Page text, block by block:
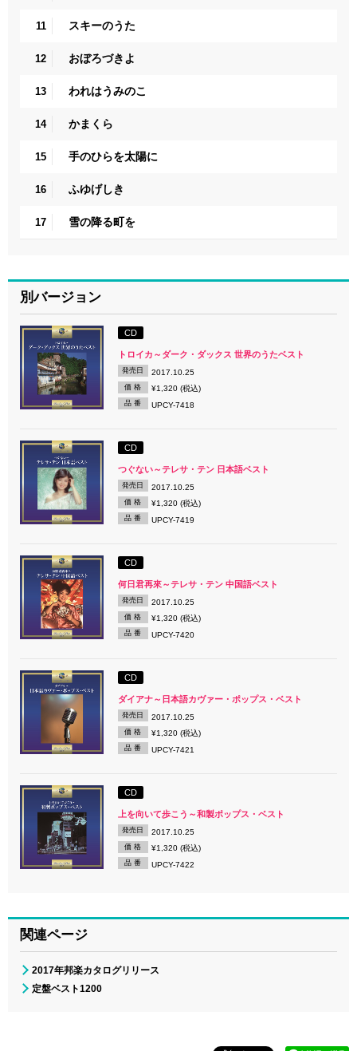
11 スキーのうた
12 おぼろづきよ
13 われはうみのこ
14 かまくら
15 手のひらを太陽に
16 ふゆげしき
17 雪の降る町を
別バージョン
CD
トロイカ～ダーク・ダックス 世界のうたベスト
発売日 2017.10.25
価 格 ¥1,320 (税込)
品 番 UPCY-7418
CD
つぐない～テレサ・テン 日本語ベスト
発売日 2017.10.25
価 格 ¥1,320 (税込)
品 番 UPCY-7419
CD
何日君再來～テレサ・テン 中国語ベスト
発売日 2017.10.25
価 格 ¥1,320 (税込)
品 番 UPCY-7420
CD
ダイアナ～日本語カヴァー・ポップス・ベスト
発売日 2017.10.25
価 格 ¥1,320 (税込)
品 番 UPCY-7421
CD
上を向いて歩こう～和製ポップス・ベスト
発売日 2017.10.25
価 格 ¥1,320 (税込)
品 番 UPCY-7422
関連ページ
2017年邦楽カタログリリース
定盤ベスト1200